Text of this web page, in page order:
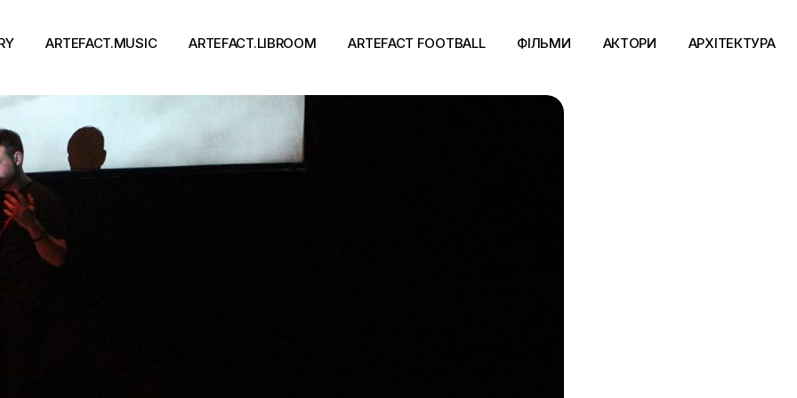
ARTEFACT.MUSIC
Виконавці
Альбоми
ARTEFACT.LIBROOM
Книги
Письменники
ARTEFACT FOOTBALL ФІЛЬМИ АКТОРИ АРХІТЕКТУРА